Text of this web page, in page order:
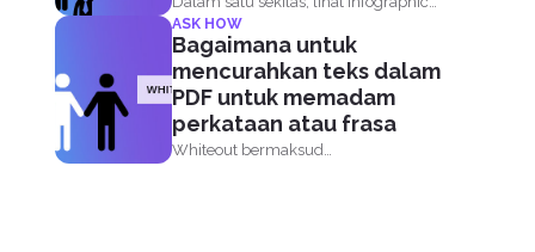
satu pager tentang cara mengekstrak...
ASK HOW
Bagaimana untuk
mencurahkan teks dalam
PDF untuk memadam
perkataan atau frasa
Whiteout bermaksud